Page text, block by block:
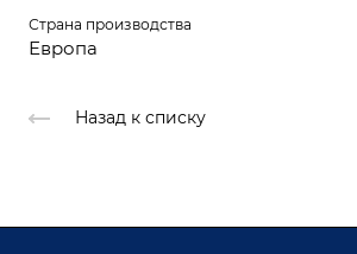
Страна производства
Европа
Назад к списку